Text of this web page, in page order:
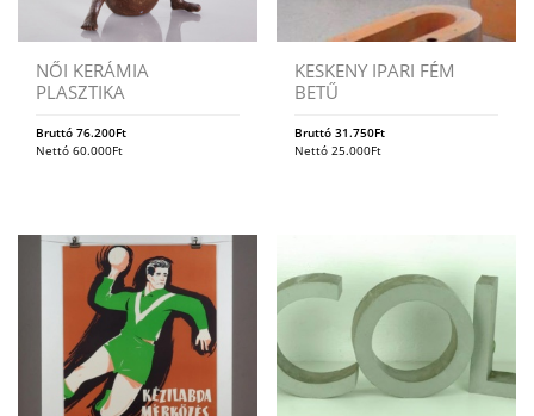
NŐI KERÁMIA
PLASZTIKA
Bruttó 76.200Ft
Nettó 60.000Ft
KESKENY IPARI FÉM
BETŰ
Bruttó31.750Ft
Nettó25.000Ft